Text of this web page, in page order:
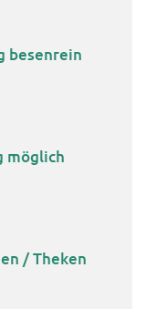
besenrein
möglich
/ Theken